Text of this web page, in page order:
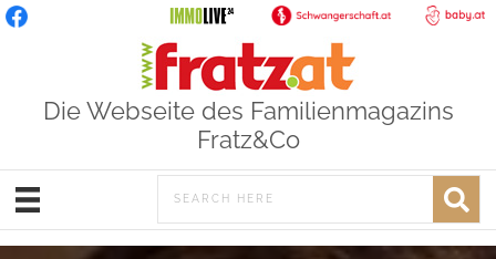
Die Webseite des Familienmagazins
Fratz&Co